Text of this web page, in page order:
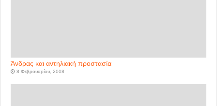
Άνδρας και αντηλιακή προστασία
8 Φεβρουαρίου, 2008